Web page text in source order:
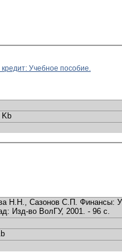
Учебное пособие.
Kb
Н.Н., Сазонов С.П. Финансы:
Изд-во ВолГУ, 2001. - 96 с.